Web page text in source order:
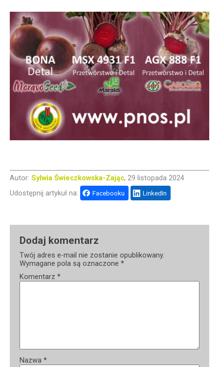
Autor: Sylwia Świeczkowska-Zając, 29 listopada 2024
Udostępnij artykuł na:
Facebooku LinkedIn
Dodaj komentarz
Twój adres e-mail nie zostanie opublikowany.
Wymagane pola są oznaczone *
Komentarz *
Nazwa *